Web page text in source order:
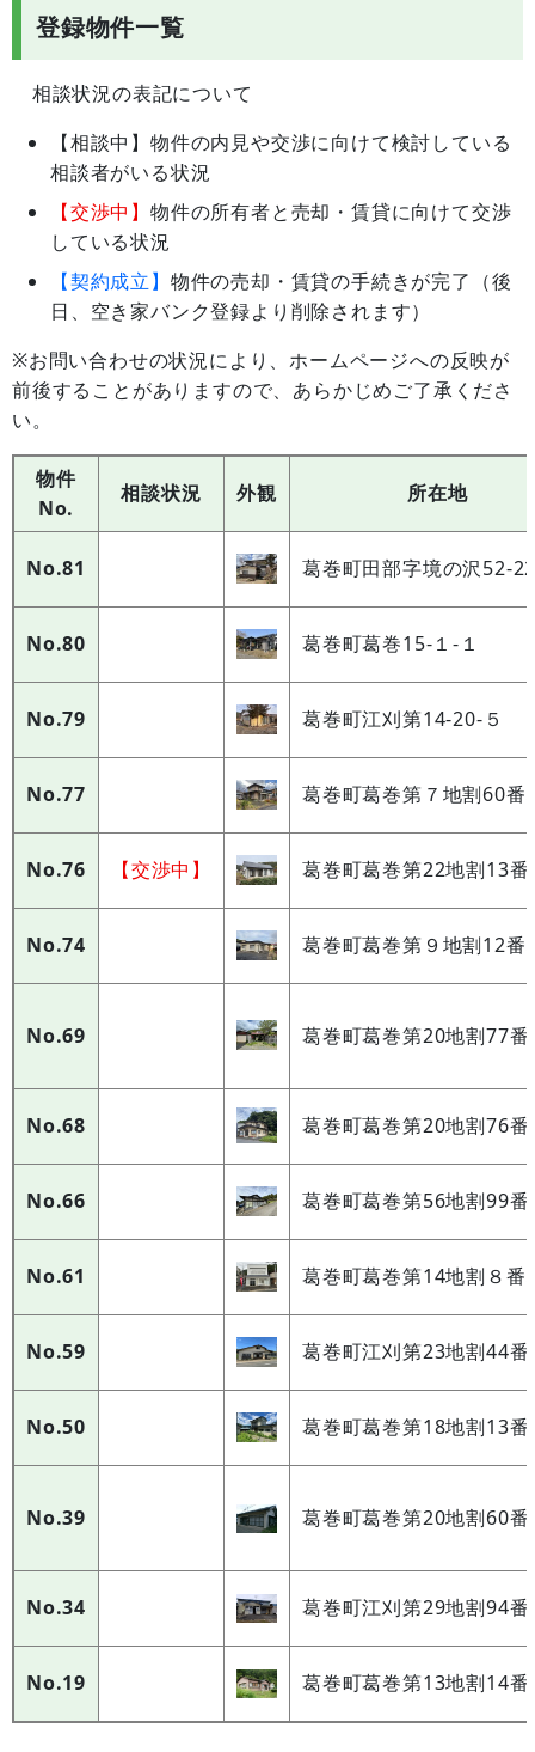
登録物件一覧
相談状況の表記について
【相談中】物件の内見や交渉に向けて検討している
相談者がいる状況
【交渉中】 物件の所有者と売却・賃貸に向けて交渉
している状況
【契約成立】 物件の売却・賃貸の手続きが完了（後
日、空き家バンク登録より削除されます）
※お問い合わせの状況により、ホームページへの反映が
前後することがありますので、あらかじめご了承くださ
い。
物件
No.
相談状況 外観 所在地
No.81 葛巻町田部字境の沢52-
No.80 葛巻町葛巻15-１-１
No.79 葛巻町江刈第14-20-５
No.77 葛巻町葛巻第７地割60番
No.76 【交渉中】 葛巻町葛巻第22地割13番
No.74 葛巻町葛巻第９地割12番
No.69 葛巻町葛巻第20地割77番
No.68 葛巻町葛巻第20地割76番
No.66 葛巻町葛巻第56地割99番
No.61 葛巻町葛巻第14地割８番
No.59 葛巻町江刈第23地割44番
No.50 葛巻町葛巻第18地割13
No.39 葛巻町葛巻第20地割60番
No.34 葛巻町江刈第29地割94番
No.19 葛巻町葛巻第13地割14番